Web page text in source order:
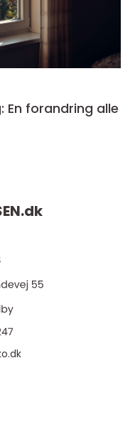
En forandring alle
dk